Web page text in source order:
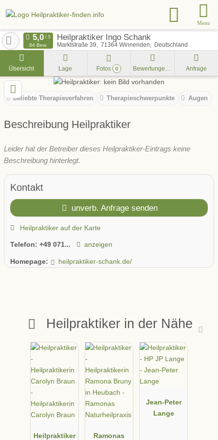
Menu
Heilpraktiker Ingo Schank
Marktstraße 39 71364 Winnenden Deutschland
84 Bew.
Übersicht Lage Fotos 0 Bewertungen Anfrage
beliebte Therapieverfahren Therapieschwerpunkte Augen
Beschreibung Heilpraktiker
Leider hat der Betreiber dieses Heilpraktiker-Eintrags keine
Beschreibung hinterlegt.
Kontakt
unverb. Anfrage senden
Heilpraktiker auf der Karte
Telefon: +49 071... anzeigen
Homepage: heilpraktiker-schank.de/
Heilpraktiker in der Nähe
Heilpraktiker
Ramonas
Jean-Peter
Lange